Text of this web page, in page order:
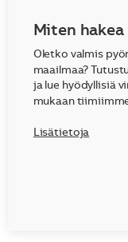
Miten hakea
Oletko valmis
maailmaa?
ja lue hyödyllisiä
mukaan
Lisätietoja